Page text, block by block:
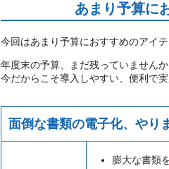
あまり予算に
今回はあまり予算におすすめのアイテ
年度末の予算、まだ残っていませんか
今だからこそ導入しやすい、便利で
面倒な書類の電子化、やり
膨大な書類